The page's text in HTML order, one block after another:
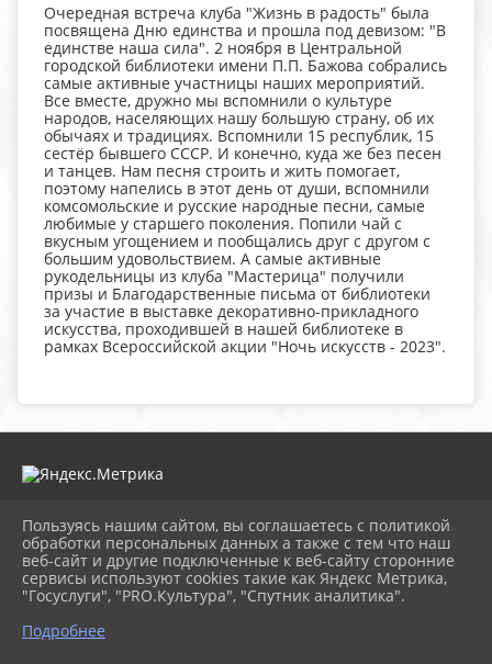
Очередная встреча клуба "Жизнь в радость" была
посвящена Дню единства и прошла под девизом: "В
единстве наша сила". 2 ноября в Центральной
городской библиотеки имени П.П. Бажова собрались
самые активные участницы наших мероприятий.
Все вместе, дружно мы вспомнили о культуре
народов, населяющих нашу большую страну, об их
обычаях и традициях. Вспомнили 15 республик, 15
сестёр бывшего СССР. И конечно, куда же без песен
и танцев. Нам песня строить и жить помогает,
поэтому напелись в этот день от души, вспомнили
комсомольские и русские народные песни, самые
любимые у старшего поколения. Попили чай с
вкусным угощением и пообщались друг с другом с
большим удовольствием. А самые активные
рукодельницы из клуба "Мастерица" получили
призы и Благодарственные письма от библиотеки
за участие в выставке декоративно-прикладного
искусства, проходившей в нашей библиотеке в
рамках Всероссийской акции "Ночь искусств - 2023".
2026 г. krasnour-cbs.ru
Вход
Карта сайта
Политика обработки персональных данных
Сделано на KubCMS
Пользуясь нашим сайтом, вы соглашаетесь с политикой
обработки персональных данных а также с тем что наш
веб-сайт и другие подключенные к веб-сайту сторонние
сервисы используют cookies такие как Яндекс Метрика,
"Госуслуги", "PRO.Культура", "Спутник аналитика".
Подробнее